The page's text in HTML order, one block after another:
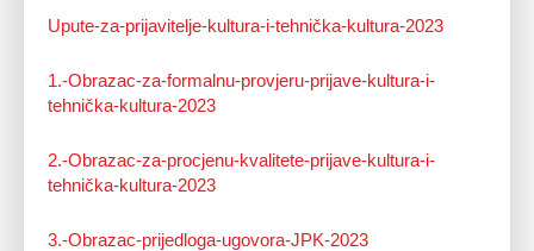
Upute-za-prijavitelje-kultura-i-tehnička-kultura-2023
1.-Obrazac-za-formalnu-provjeru-prijave-kultura-i-
tehnička-kultura-2023
2.-Obrazac-za-procjenu-kvalitete-prijave-kultura-i-
tehnička-kultura-2023
3.-Obrazac-prijedloga-ugovora-JPK-2023